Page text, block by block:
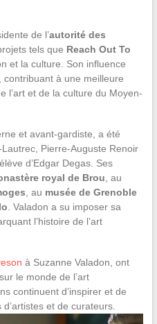
de l’autorité des
tels que Reach Out To
et la culture. Son influence
à une meilleure
l’art et de la culture du Moyen-
et avant-gardiste, a été
Pierre-Auguste Renoir
d’Edgar Degas. Ses
royal de Brou , au
, au musée de Grenoble
. Valadon a su imposer sa
l’histoire de l’art
à Suzanne Valadon, ont
le monde de l’art
continuent d’inspirer et de
et de curateurs.